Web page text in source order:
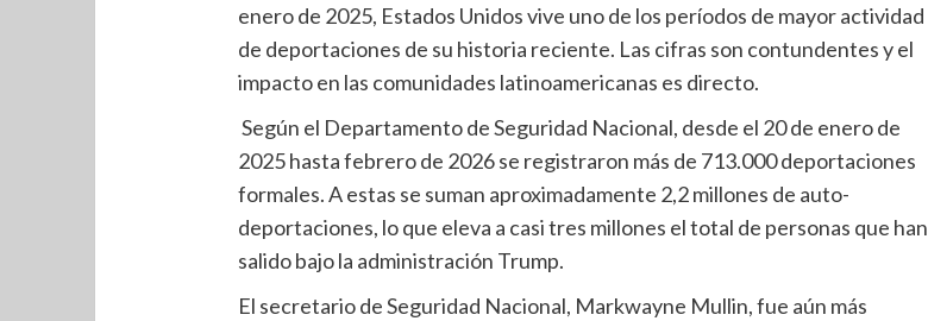
enero de 2025, Estados Unidos vive uno de los períodos de mayor actividad
de deportaciones de su historia reciente. Las cifras son contundentes y el
impacto en las comunidades latinoamericanas es directo.
Según el Departamento de Seguridad Nacional, desde el 20 de enero de
2025 hasta febrero de 2026 se registraron más de 713.000 deportaciones
formales. A estas se suman aproximadamente 2,2 millones de auto-
deportaciones, lo que eleva a casi tres millones el total de personas que han
salido bajo la administración Trump.
El secretario de Seguridad Nacional, Markwayne Mullin, fue aún más